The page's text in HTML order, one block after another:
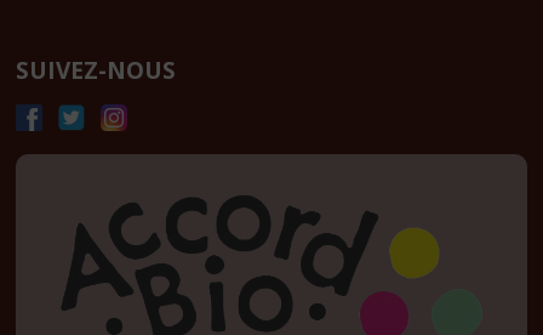
SUIVEZ-NOUS